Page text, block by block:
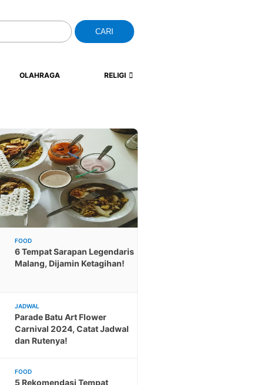
CARI
OLAHRAGA RELIGI
FOOD
6 Tempat Sarapan Legendaris
Malang, Dijamin Ketagihan!
JADWAL
Parade Batu Art Flower
Carnival 2024, Catat Jadwal
dan Rutenya!
FOOD
5 Rekomendasi Tempat